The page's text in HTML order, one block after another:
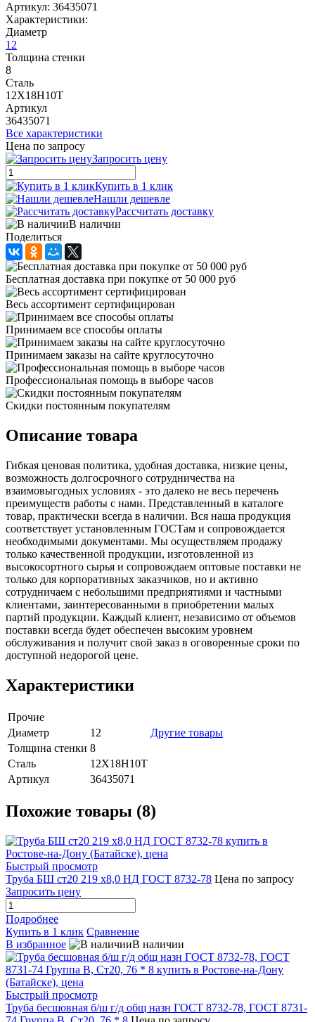
Артикул: 36435071
Характеристики:
Диаметр
12
Толщина стенки
8
Сталь
12Х18Н10Т
Артикул
36435071
Все характеристики
Цена по запросу
Запросить цену
Купить в 1 клик
Нашли дешевле
Рассчитать доставку
В наличии
Поделиться
Бесплатная доставка при покупке от 50 000 руб
Весь ассортимент сертифицирован
Принимаем все способы оплаты
Принимаем заказы на сайте круглосуточно
Профессиональная помощь в выборе часов
Скидки постоянным покупателям
Описание товара
Гибкая ценовая политика, удобная доставка, низкие цены,
возможность долгосрочного сотрудничества на
взаимовыгодных условиях - это далеко не весь перечень
преимуществ работы с нами. Представленный в каталоге
товар, практически всегда в наличии. Вся наша продукция
соответствует установленным ГОСТам и сопровождается
необходимыми документами. Мы осуществляем продажу
только качественной продукции, изготовленной из
высокосортного сырья и сопровождаем оптовые поставки не
только для корпоративных заказчиков, но и активно
сотрудничаем с небольшими предприятиями и частными
клиентами, заинтересованными в приобретении малых
партий продукции. Каждый клиент, независимо от объемов
поставки всегда будет обеспечен высоким уровнем
обслуживания и получит свой заказ в оговоренные сроки по
доступной недорогой цене.
Характеристики
Прочие
Диаметр
12
Другие товары
Толщина стенки 8
Сталь
12Х18Н10Т
Артикул
36435071
Похожие товары (8)
Быстрый просмотр
Труба БШ ст20 219 х8,0 НД ГОСТ 8732-78 Цена по запросу
Запросить цену
Подробнее
Купить в 1 клик Сравнение
В избранное
В наличии
Быстрый просмотр
Труба бесшовная б/ш г/д общ назн ГОСТ 8732-78, ГОСТ 8731-